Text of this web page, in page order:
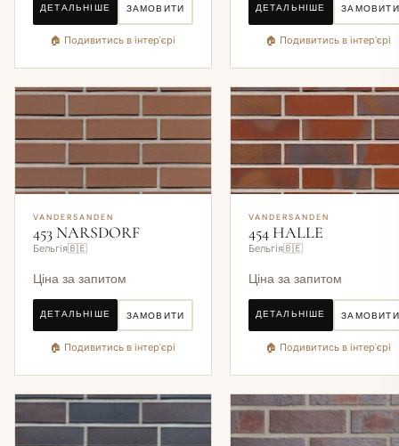
ДЕТАЛЬНІШЕ ЗАМОВИТИ
🏠 Подивитись в інтер'єрі
ДЕТАЛЬНІШЕ ЗАМОВИТИ
🏠 Подивитись в інтер'єрі
VANDERSANDEN
453 NARSDORF
Бельгія🇧🇪
Ціна за запитом
ДЕТАЛЬНІШЕ ЗАМОВИТИ
🏠 Подивитись в інтер'єрі
VANDERSANDEN
454 HALLE
Бельгія🇧🇪
Ціна за запитом
ДЕТАЛЬНІШЕ ЗАМОВИТИ
🏠 Подивитись в інтер'єрі